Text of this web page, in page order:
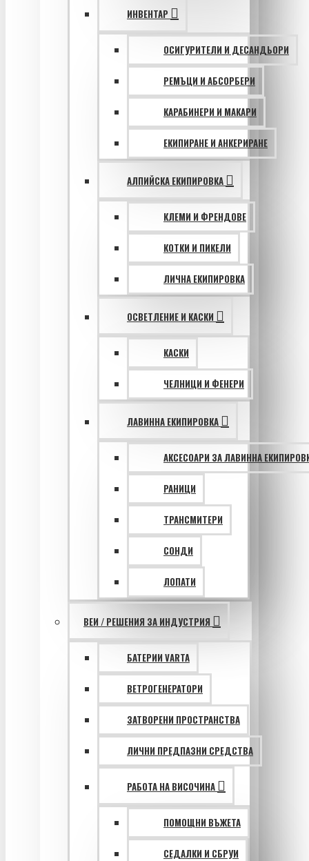
ИНВЕНТАР
ОСИГУРИТЕЛИ И ДЕСАНДЬОРИ
РЕМЪЦИ И АБСОРБЕРИ
КАРАБИНЕРИ И МАКАРИ
ЕКИПИРАНЕ И АНКЕРИРАНЕ
АЛПИЙСКА ЕКИПИРОВКА
КЛЕМИ И ФРЕНДОВЕ
КОТКИ И ПИКЕЛИ
ЛИЧНА ЕКИПИРОВКА
ОСВЕТЛЕНИЕ И КАСКИ
КАСКИ
ЧЕЛНИЦИ И ФЕНЕРИ
ЛАВИННА ЕКИПИРОВКА
АКСЕСОАРИ ЗА ЛАВИННА
РАНИЦИ
ТРАНСМИТЕРИ
СОНДИ
ЛОПАТИ
ВЕИ / РЕШЕНИЯ ЗА ИНДУСТРИЯ
БАТЕРИИ VARTA
ВЕТРОГЕНЕРАТОРИ
ЗАТВОРЕНИ ПРОСТРАНСТВА
ЛИЧНИ ПРЕДПАЗНИ СРЕДСТВА
РАБОТА НА ВИСОЧИНА
ПОМОЩНИ ВЪЖЕТА
СЕДАЛКИ И СБРУИ